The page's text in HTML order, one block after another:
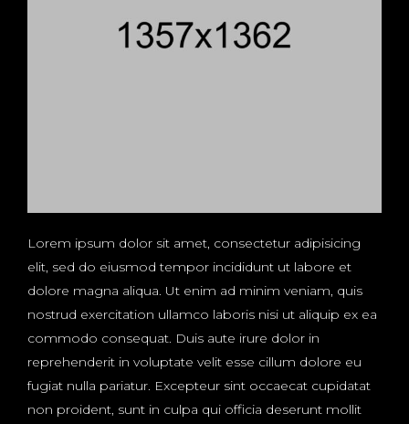
Lorem ipsum dolor sit amet, consectetur adipisicing
elit, sed do eiusmod tempor incididunt ut labore et
dolore magna aliqua. Ut enim ad minim veniam, quis
nostrud exercitation ullamco laboris nisi ut aliquip ex ea
commodo consequat. Duis aute irure dolor in
reprehenderit in voluptate velit esse cillum dolore eu
fugiat nulla pariatur. Excepteur sint occaecat cupidatat
non proident, sunt in culpa qui officia deserunt mollit